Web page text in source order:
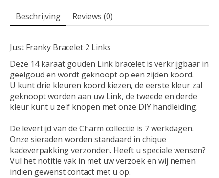
Beschrijving Reviews (0)
Just Franky Bracelet 2 Links
Deze 14 karaat gouden Link bracelet is verkrijgbaar in
geelgoud en wordt geknoopt op een zijden koord.
U kunt drie kleuren koord kiezen, de eerste kleur zal
geknoopt worden aan uw Link, de tweede en derde
kleur kunt u zelf knopen met onze DIY handleiding.
De levertijd van de Charm collectie is 7 werkdagen.
Onze sieraden worden standaard in chique
kadeverpakking verzonden. Heeft u speciale wensen?
Vul het notitie vak in met uw verzoek en wij nemen
indien gewenst contact met u op.